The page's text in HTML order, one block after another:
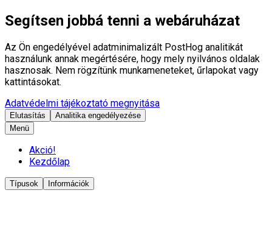
Segítsen jobbá tenni a webáruházat
Az Ön engedélyével adatminimalizált PostHog analitikát
használunk annak megértésére, hogy mely nyilvános oldalak
hasznosak. Nem rögzítünk munkameneteket, űrlapokat vagy
kattintásokat.
Adatvédelmi tájékoztató megnyitása
Elutasítás
Analitika engedélyezése
Menü
Akció!
Kezdőlap
Típusok Információk